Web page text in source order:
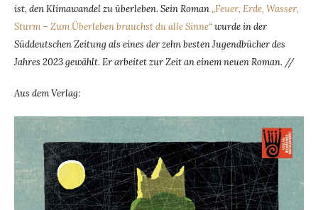
ist, den Klimawandel zu überleben. Sein Roman„Feuer, Erde, Wasser,
Sturm – Zum Überleben brauchst du alle Sinne“wurde in der
Süddeutschen Zeitung als eines der zehn besten Jugendbücher des
Jahres 2023 gewählt. Er arbeitet zur Zeit an einem neuen Roman. //
Aus dem Verlag: